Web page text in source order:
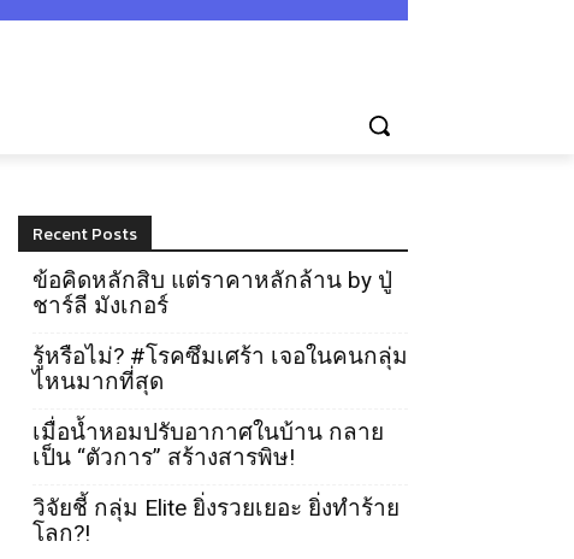
Recent Posts
ข้อคิดหลักสิบ แต่ราคาหลักล้าน by ปู่
ชาร์ลี มังเกอร์
รู้หรือไม่? #โรคซึมเศร้า เจอในคนกลุ่ม
ไหนมากที่สุด
เมื่อน้ำหอมปรับอากาศในบ้าน กลาย
เป็น “ตัวการ” สร้างสารพิษ!
วิจัยชี้ กลุ่ม Elite ยิ่งรวยเยอะ ยิ่งทำร้าย
โลก?!